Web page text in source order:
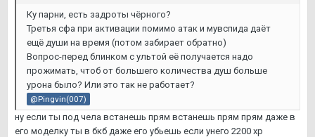
Ку парни, есть задроты чёрного?
Третья сфа при активации помимо атак и мувспида даёт
ещё души на время (потом забирает обратно)
Вопрос-перед блинком с ультой её получается надо
прожимать, чтоб от большего количества душ больше
урона было? Или это так не работает?
@Pingvin(007)
ну если ты под чела встанешь прям встанешь прям прям даже в
его моделку ты в бкб даже его убьешь если унего 2200 хр